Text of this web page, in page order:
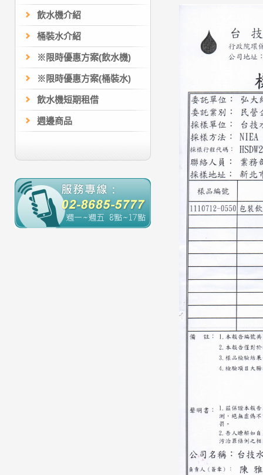
飲水機介紹
桶裝水介紹
※限時優惠方案(飲水機)
※限時優惠方案(桶裝水)
飲水機短期租借
週邊商品